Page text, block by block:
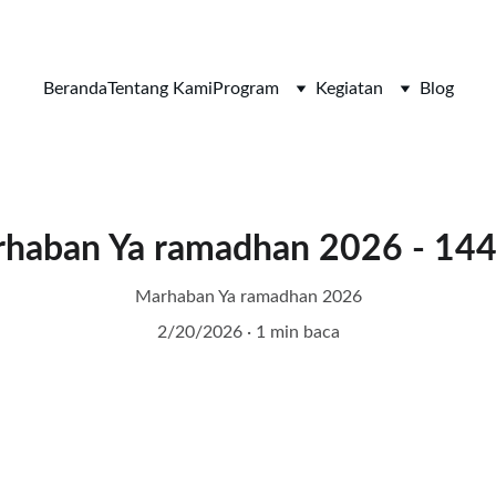
BerandaTentang Kami Program Kegiatan Blog
Ya ramadhan 2026 -
Marhaban Ya ramadhan 2026
2/20/2026
1 min baca